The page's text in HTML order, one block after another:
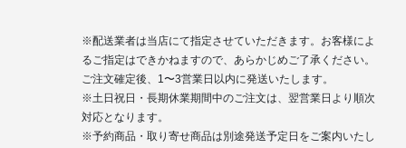
※配送業者は当店にて指定させていただきます。お客様によ
るご指定はできかねますので、あらかじめご了承ください。
ご注文確定後、1〜3営業日以内に発送いたします。
※土日祝日・長期休業期間中のご注文は、翌営業日より順次
対応となります。
※予約商品・取り寄せ商品は別途発送予定日をご案内いたし